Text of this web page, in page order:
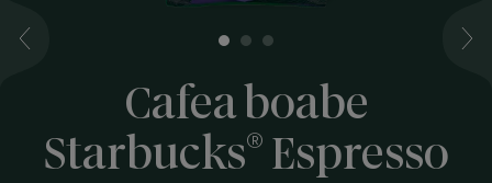
Cafea boabe
Starbucks® Espresso
1 2